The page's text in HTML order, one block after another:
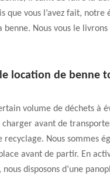
que vous l’avez fait, notre
benne. Nous vous le
location de benne
volume de déchets à
avant de
recyclage. Nous sommes
avant de partir. En
nous disposons d’une